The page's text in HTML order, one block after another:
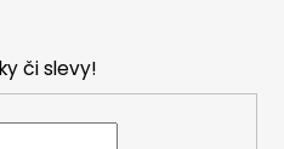
či slevy!